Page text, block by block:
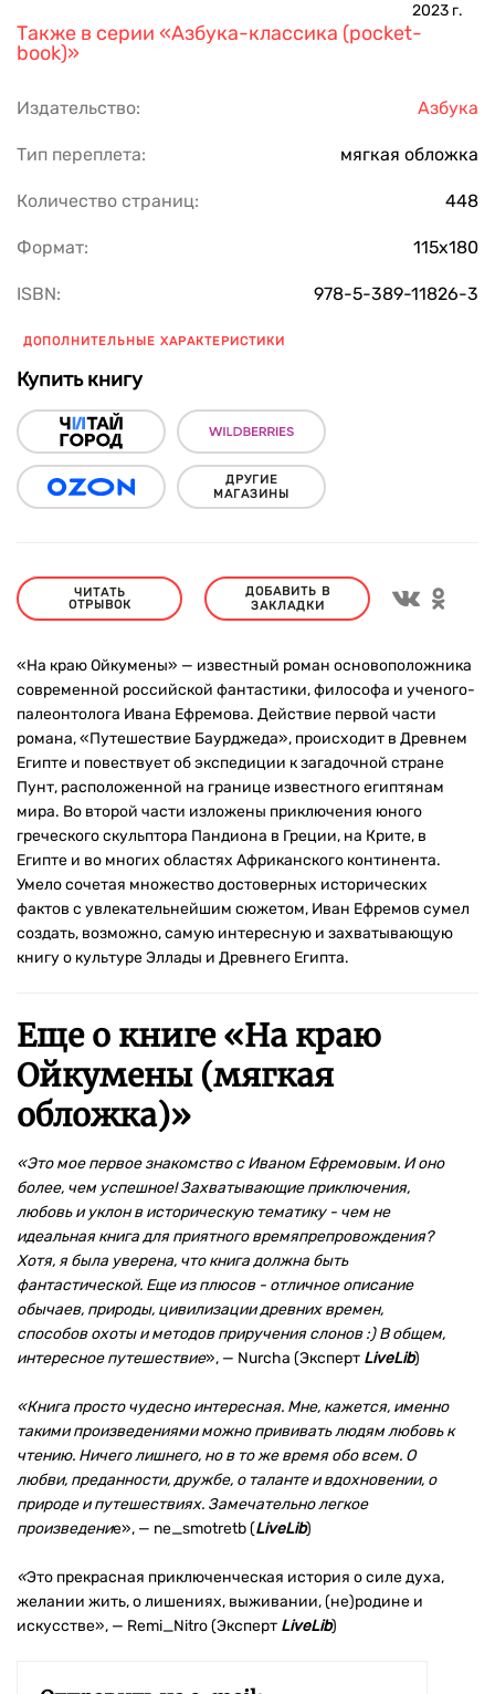
2023 г.
Также в серии «Азбука-классика (pocket-
book)»
Издательство: Азбука
Тип переплета: мягкая обложка
Количество страниц: 448
Формат: 115х180
ISBN: 978-5-389-11826-3
ДОПОЛНИТЕЛЬНЫЕ ХАРАКТЕРИСТИКИ
Купить книгу
ДРУГИЕ
МАГАЗИНЫ
ЧИТАТЬ
ОТРЫВОК
ДОБАВИТЬ В
ЗАКЛАДКИ
«На краю Ойкумены» — известный роман основоположника
современной российской фантастики, философа и ученого-
палеонтолога Ивана Ефремова. Действие первой части
романа, «Путешествие Баурджеда», происходит в Древнем
Египте и повествует об экспедиции к загадочной стране
Пунт, расположенной на границе известного египтянам
мира. Во второй части изложены приключения юного
греческого скульптора Пандиона в Греции, на Крите, в
Египте и во многих областях Африканского континента.
Умело сочетая множество достоверных исторических
фактов с увлекательнейшим сюжетом, Иван Ефремов сумел
создать, возможно, самую интересную и захватывающую
книгу о культуре Эллады и Древнего Египта.
Еще о книге «На краю
Ойкумены (мягкая
обложка)»
«Это мое первое знакомство с Иваном Ефремовым. И оно
более, чем успешное! Захватывающие приключения,
любовь и уклон в историческую тематику - чем не
идеальная книга для приятного времяпрепровождения?
Хотя, я была уверена, что книга должна быть
фантастической. Еще из плюсов - отличное описание
обычаев, природы, цивилизации древних времен,
способов охоты и методов приручения слонов :) В общем,
интересное путешествие», — Nurcha (Эксперт LiveLib)
«Книга просто чудесно интересная. Мне, кажется, именно
такими произведениями можно прививать людям любовь к
чтению. Ничего лишнего, но в то же время обо всем. О
любви, преданности, дружбе, о таланте и вдохновении, о
природе и путешествиях. Замечательно легкое
произведение», — ne_smotretb (LiveLib)
«Это прекрасная приключенческая история о силе духа,
желании жить, о лишениях, выживании, (не)родине и
искусстве», — Remi_Nitro (Эксперт LiveLib)